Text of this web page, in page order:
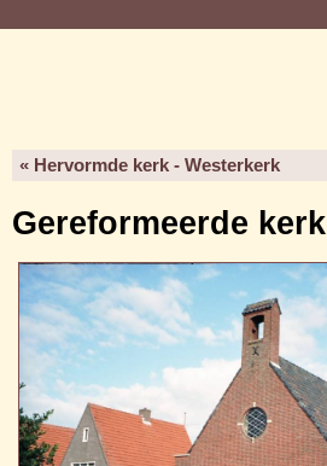
« Hervormde kerk - Westerkerk
Gereformeerde kerk